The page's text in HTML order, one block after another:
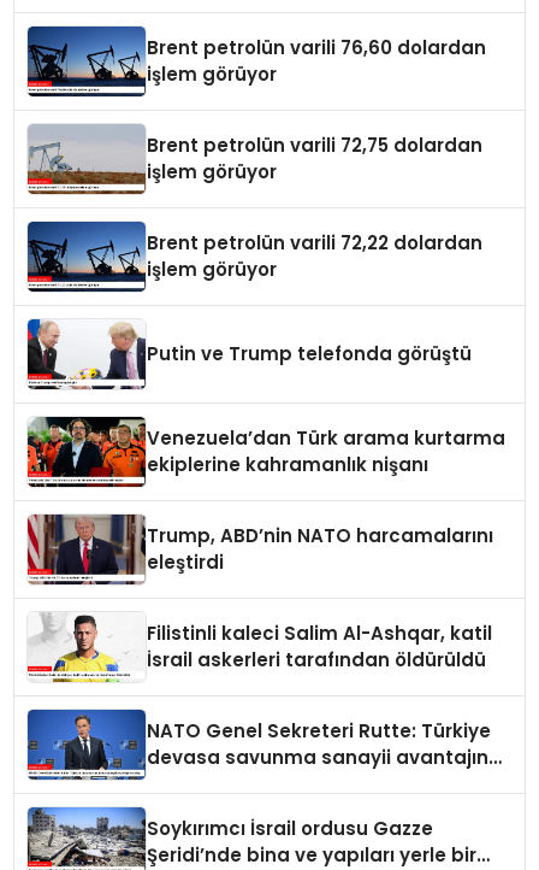
Brent petrolün varili 76,60 dolardan
işlem görüyor
Brent petrolün varili 72,75 dolardan
işlem görüyor
Brent petrolün varili 72,22 dolardan
işlem görüyor
Putin ve Trump telefonda görüştü
Venezuela’dan Türk arama kurtarma
ekiplerine kahramanlık nişanı
Trump, ABD’nin NATO harcamalarını
eleştirdi
Filistinli kaleci Salim Al-Ashqar, katil
İsrail askerleri tarafından öldürüldü
NATO Genel Sekreteri Rutte: Türkiye
devasa savunma sanayii avantajına
Soykırımcı İsrail ordusu Gazze
Şeridi’nde bina ve yapıları yerle bir